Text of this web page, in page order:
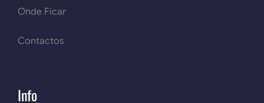
Onde Ficar
Contactos
Info